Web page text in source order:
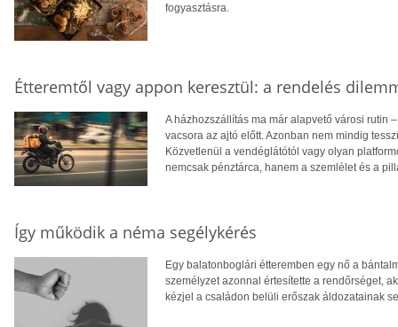
fogyasztásra.
Étteremtől vagy appon keresztül: a rendelés
A házhozszállítás ma már alapvető városi rutin
vacsora az ajtó előtt. Azonban nem mindig
Közvetlenül a vendéglátótól vagy olyan
nemcsak pénztárca, hanem a szemlélet és a
Így működik a néma segélykérés
Egy balatonboglári étteremben egy nő a
személyzet azonnal értesítette a rendőrséget,
kézjel a családon belüli erőszak áldozatainak